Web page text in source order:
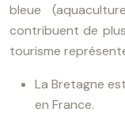
bleue
contribuent de
tourisme
La Bretagne
en France.